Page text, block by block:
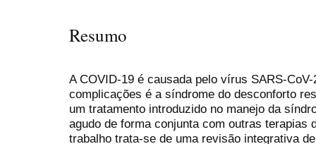
Resumo
A COVID-19 é causada pelo vírus SARS-
complicações é a síndrome do desconforto
um tratamento introduzido no manejo da
agudo de forma conjunta com outras terapias
trabalho trata-se de uma revisão integrativa